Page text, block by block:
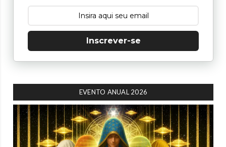
Inscrever-se
EVENTO ANUAL 2026